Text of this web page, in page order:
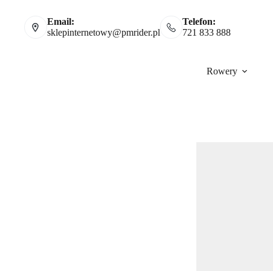
Email:
sklepinternetowy@pmrider.pl
Telefon:
721 833 888
Rowery